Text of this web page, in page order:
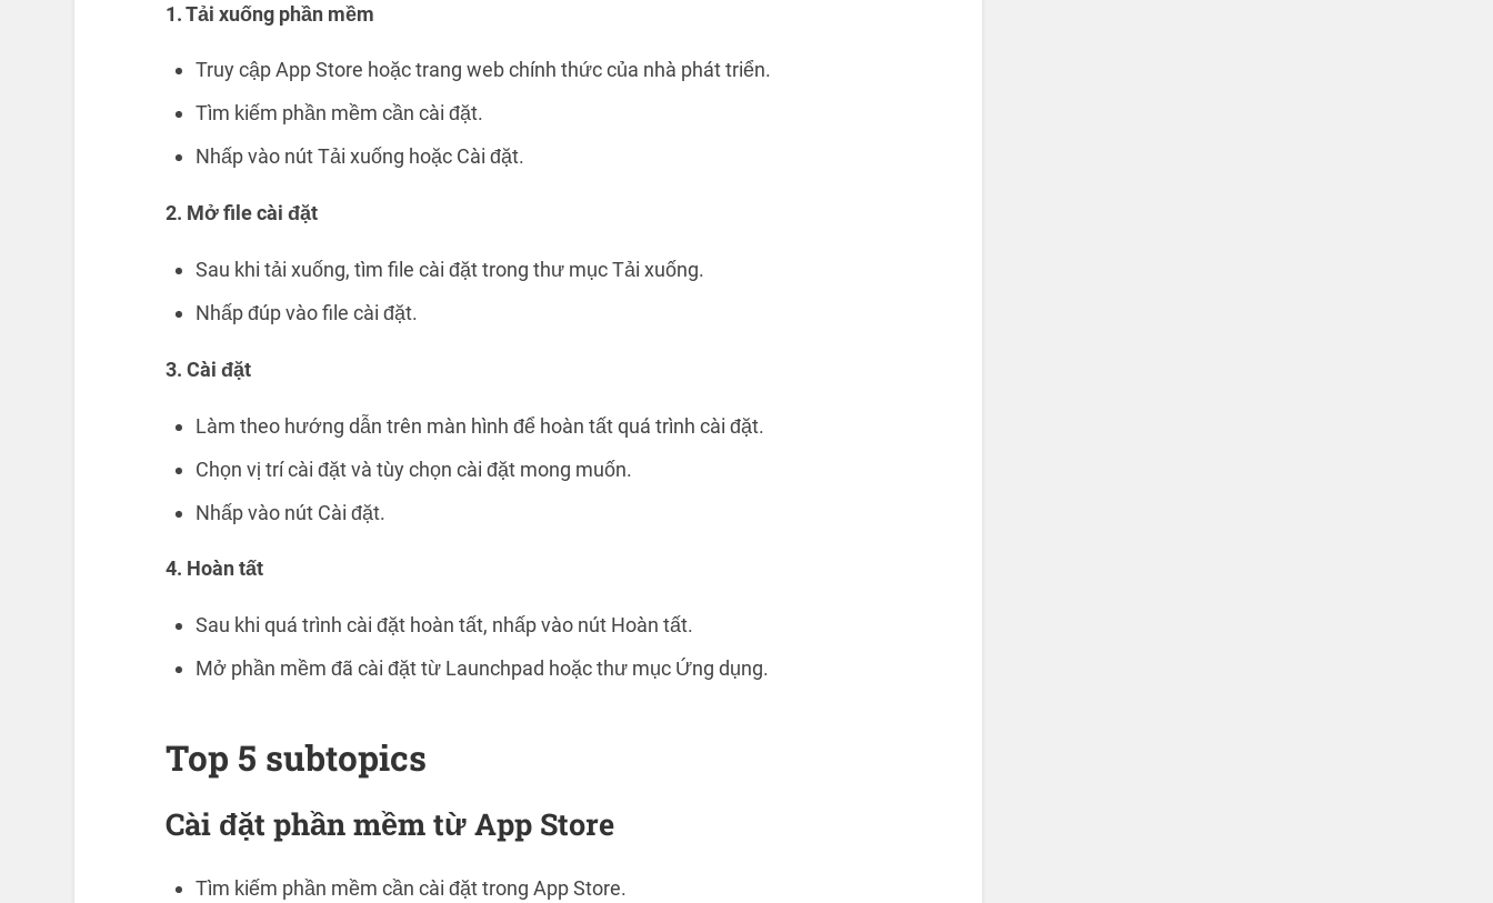
1. Tải xuống phần mềm
Truy cập App Store hoặc trang web chính thức của nhà phát triển.
Tìm kiếm phần mềm cần cài đặt.
Nhấp vào nút Tải xuống hoặc Cài đặt.
2. Mở file cài đặt
Sau khi tải xuống, tìm file cài đặt trong thư mục Tải xuống.
Nhấp đúp vào file cài đặt.
3. Cài đặt
Làm theo hướng dẫn trên màn hình để hoàn tất quá trình cài đặt.
Chọn vị trí cài đặt và tùy chọn cài đặt mong muốn.
Nhấp vào nút Cài đặt.
4. Hoàn tất
Sau khi quá trình cài đặt hoàn tất, nhấp vào nút Hoàn tất.
Mở phần mềm đã cài đặt từ Launchpad hoặc thư mục Ứng dụng.
Top 5 subtopics
Cài đặt phần mềm từ App Store
Tìm kiếm phần mềm cần cài đặt trong App Store.